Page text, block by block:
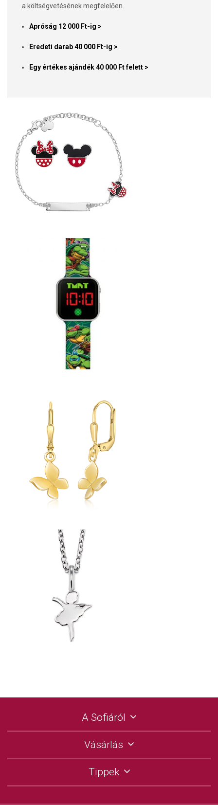
a költségvetésének megfelelően.
Apróság 12 000 Ft-ig >
Eredeti darab 40 000 Ft-ig >
Egy értékes ajándék 40 000 Ft felett >
A Sofiáról
Vásárlás
Tippek